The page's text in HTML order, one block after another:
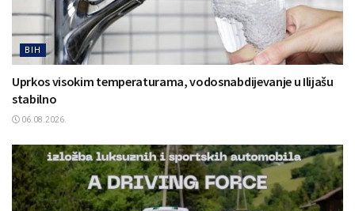
BIH
Uprkos visokim temperaturama, vodosnabdijevanje u Ilijašu
stabilno
06.08.2026.